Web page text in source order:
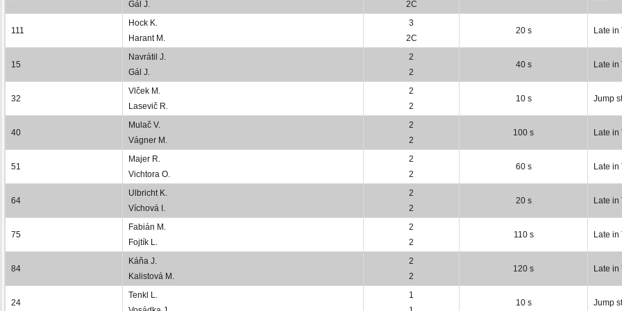
Gál J.
2C
111
Hock K.
Harant M.
3
2C
20 s Late in
15
Navrátil J.
Gál J.
2
2
40 s Late in
32
Vlček M.
Lasevič R.
2
2
10 s Jump
40
Mulač V.
Vágner M.
2
2
100 s Late in
51
Majer R.
Vichtora O.
2
2
60 s Late in
64
Ulbricht K.
Víchová I.
2
2
20 s Late in
75
Fabián M.
Fojtík L.
2
2
110 s Late in
84
Káňa J.
Kalistová M.
2
2
120 s Late in
24
Tenkl L.
1
10 s Jump